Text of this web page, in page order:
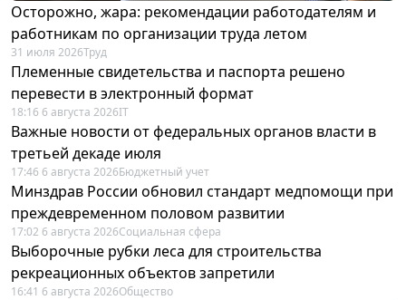
Осторожно, жара: рекомендации работодателям и
работникам по организации труда летом
31 июля 2026Труд
Племенные свидетельства и паспорта решено
перевести в электронный формат
18:16 6 августа 2026IT
Важные новости от федеральных органов власти в
третьей декаде июля
17:46 6 августа 2026Бюджетный учет
Минздрав России обновил стандарт медпомощи при
преждевременном половом развитии
17:02 6 августа 2026Социальная сфера
Выборочные рубки леса для строительства
рекреационных объектов запретили
16:41 6 августа 2026Общество